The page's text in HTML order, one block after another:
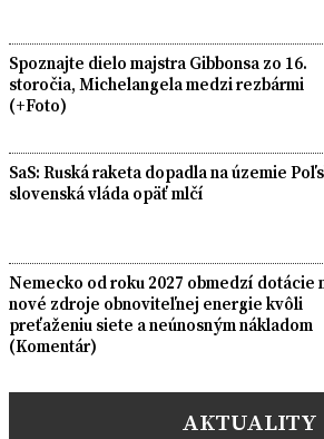
Spoznajte dielo majstra Gibbonsa zo 16.
storočia, Michelangela medzi rezbármi
(+Foto)
SaS: Ruská raketa dopadla na územie
slovenská vláda opäť mlčí
Nemecko od roku 2027 obmedzí dotácie
nové zdroje obnoviteľnej energie kvôli
preťaženiu siete a neúnosným nákladom
(Komentár)
AKTUALITY